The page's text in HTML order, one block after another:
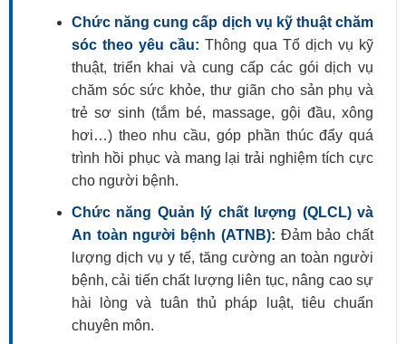
Chức năng cung cấp dịch vụ kỹ thuật chăm
sóc theo yêu cầu: Thông qua Tổ dịch vụ kỹ
thuật, triển khai và cung cấp các gói dịch vụ
chăm sóc sức khỏe, thư giãn cho sản phụ và
trẻ sơ sinh (tắm bé, massage, gội đầu, xông
hơi…) theo nhu cầu, góp phần thúc đẩy quá
trình hồi phục và mang lại trải nghiệm tích cực
cho người bệnh.
Chức năng Quản lý chất lượng (QLCL) và
An toàn người bệnh (ATNB): Đảm bảo chất
lượng dịch vụ y tế, tăng cường an toàn người
bệnh, cải tiến chất lượng liên tục, nâng cao sự
hài lòng và tuân thủ pháp luật, tiêu chuẩn
chuyên môn.